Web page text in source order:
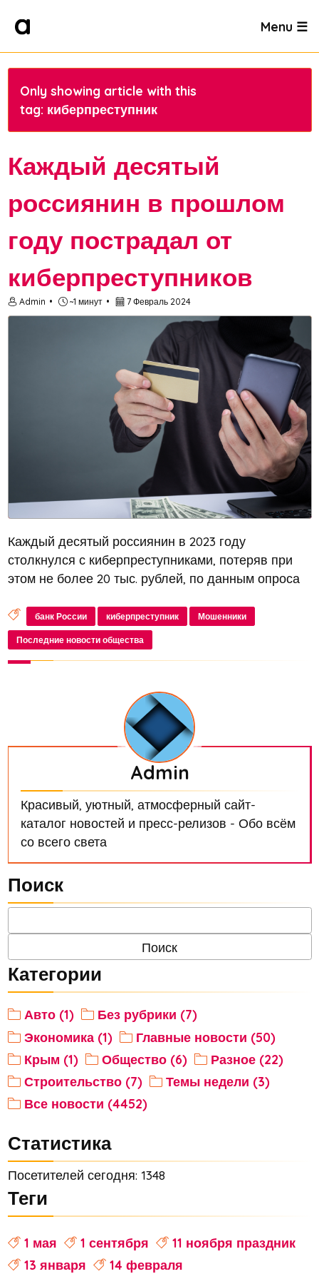
Menu ☰
Only showing article with this
tag: киберпреступник
Каждый десятый
россиянин в прошлом
году пострадал от
киберпреступников
Admin ~1 минут 7 Февраль 2024
Каждый десятый россиянин в 2023 году
столкнулся с киберпреступниками, потеряв при
этом не более 20 тыс. рублей, по данным опроса
мошенникам данные карты или переводили
деньги самостоятельно
банк России киберпреступник Мошенники
Последние новости общества
Admin
Красивый, уютный, атмосферный сайт-
каталог новостей и пресс-релизов - Обо всём
со всего света
Поиск
Категории
Авто (1)
Без рубрики (7)
Экономика (1)
Главные новости (50)
Крым (1)
Общество (6)
Разное (22)
Строительство (7)
Темы недели (3)
Все новости (4452)
Статистика
Посетителей сегодня: 1348
Теги
1 мая 1 сентября
11 ноября праздник
13 января
14 февраля